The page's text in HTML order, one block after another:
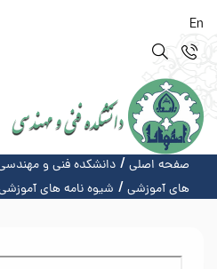
En
صفحه اصلی دانشکده فنی و
های آموزشی
شیوه نامه های آموزشی